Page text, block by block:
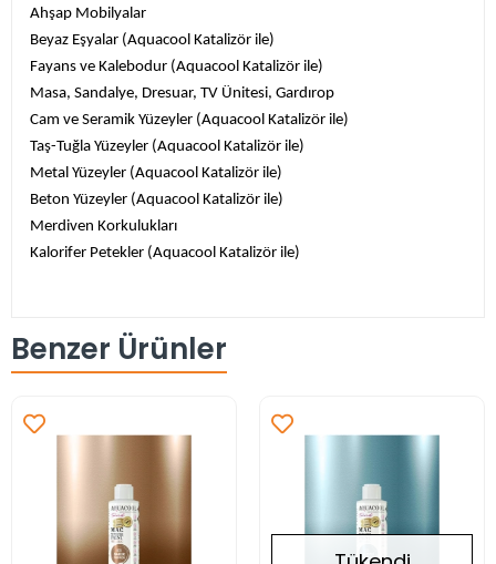
Ahşap Mobilyalar
Beyaz Eşyalar (Aquacool Katalizör ile)
Fayans ve Kalebodur (Aquacool Katalizör ile)
Masa, Sandalye, Dresuar, TV Ünitesi, Gardırop
Cam ve Seramik Yüzeyler (Aquacool Katalizör ile)
Taş-Tuğla Yüzeyler (Aquacool Katalizör ile)
Metal Yüzeyler (Aquacool Katalizör ile)
Beton Yüzeyler (Aquacool Katalizör ile)
Merdiven Korkulukları
Kalorifer Petekler (Aquacool Katalizör ile)
Benzer Ürünler